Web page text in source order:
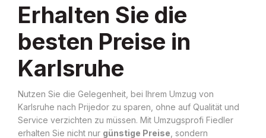
Erhalten Sie die
besten Preise in
Karlsruhe
Nutzen Sie die Gelegenheit, bei Ihrem Umzug von
Karlsruhe nach Prijedor zu sparen, ohne auf Qualität und
Service verzichten zu müssen. Mit Umzugsprofi Fiedler
erhalten Sie nicht nur günstige Preise , sondern